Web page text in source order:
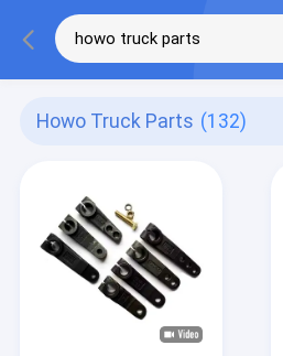
Howo Truck Parts (132)